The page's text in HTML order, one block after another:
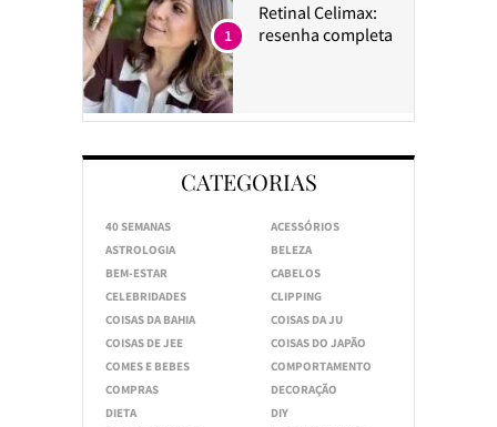
Retinal Celimax:
resenha completa
1
CATEGORIAS
40 SEMANAS
ACESSÓRIOS
ASTROLOGIA
BELEZA
BEM-ESTAR
CABELOS
CELEBRIDADES
CLIPPING
COISAS DA BAHIA
COISAS DA JU
COISAS DE JEE
COISAS DO JAPÃO
COMES E BEBES
COMPORTAMENTO
COMPRAS
DECORAÇÃO
DIETA
DIY